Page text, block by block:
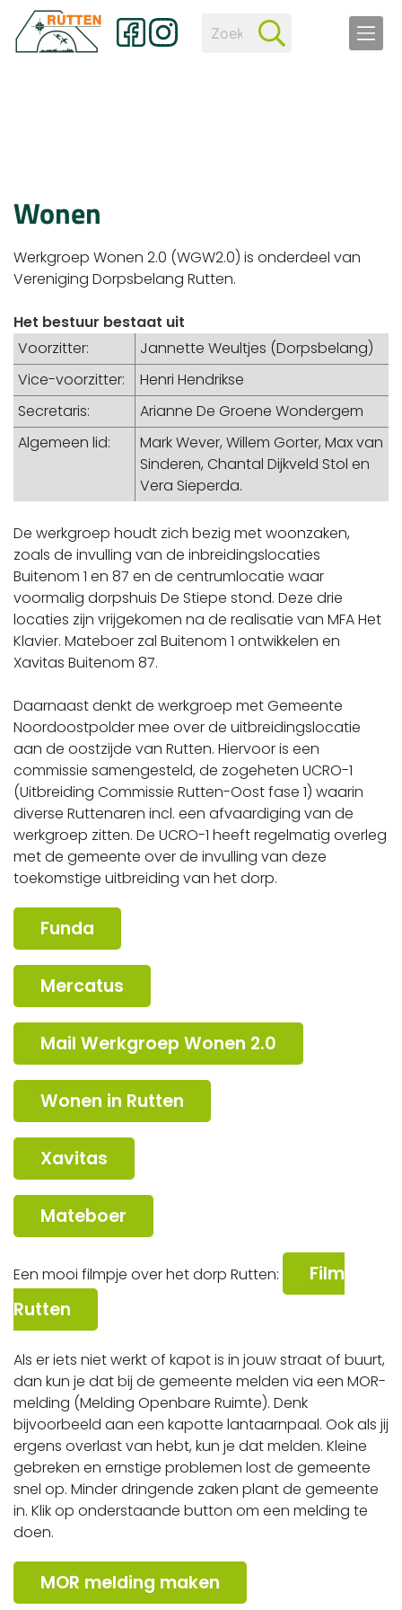
Wonen
Werkgroep Wonen 2.0 (WGW2.0) is onderdeel van
Vereniging Dorpsbelang Rutten.
Het bestuur bestaat uit
Voorzitter:
Jannette Weultjes (Dorpsbelang)
Vice-voorzitter:
Henri Hendrikse
Secretaris:
Arianne De Groene Wondergem
Algemeen lid:
Mark Wever, Willem Gorter, Max van
Sinderen, Chantal Dijkveld Stol en
Vera Sieperda.
De werkgroep houdt zich bezig met woonzaken,
zoals de invulling van de inbreidingslocaties
Buitenom 1 en 87 en de centrumlocatie waar
voormalig dorpshuis De Stiepe stond. Deze drie
locaties zijn vrijgekomen na de realisatie van MFA Het
Klavier. Mateboer zal Buitenom 1 ontwikkelen en
Xavitas Buitenom 87.
Daarnaast denkt de werkgroep met Gemeente
Noordoostpolder mee over de uitbreidingslocatie
aan de oostzijde van Rutten. Hiervoor is een
commissie samengesteld, de zogeheten UCRO-1
(Uitbreiding Commissie Rutten-Oost fase 1) waarin
diverse Ruttenaren incl. een afvaardiging van de
werkgroep zitten. De UCRO-1 heeft regelmatig overleg
met de gemeente over de invulling van deze
toekomstige uitbreiding van het dorp.
Funda
Mercatus
Mail Werkgroep Wonen 2.0
Wonen in Rutten
Xavitas
Mateboer
Een mooi filmpje over het dorp Rutten:
Film
Rutten
Als er iets niet werkt of kapot is in jouw straat of buurt,
dan kun je dat bij de gemeente melden via een MOR-
melding (Melding Openbare Ruimte). Denk
bijvoorbeeld aan een kapotte lantaarnpaal. Ook als jij
ergens overlast van hebt, kun je dat melden. Kleine
gebreken en ernstige problemen lost de gemeente
snel op. Minder dringende zaken plant de gemeente
in. Klik op onderstaande button om een melding te
doen.
MOR melding maken